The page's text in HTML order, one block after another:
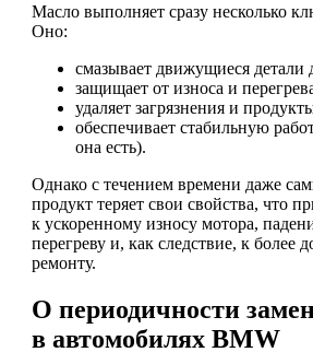
Масло выполняет сразу несколько
Оно:
смазывает движущиеся детали
защищает от износа и
удаляет загрязнения и
обеспечивает стабильную
она есть).
Однако с течением времени даже
продукт теряет свои свойства, что
к ускоренному износу мотора,
перегреву и, как следствие, к более
ремонту.
О периодичности
в автомобилях BMW